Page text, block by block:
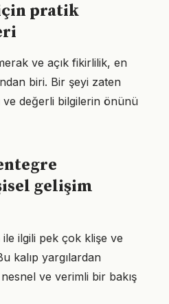
pratik
ve açık fikirlilik, en
biri. Bir şeyi zaten
değerli bilgilerin önünü
gelişim
ilgili pek çok klişe ve
kalıp yargılardan
ve verimli bir bakış